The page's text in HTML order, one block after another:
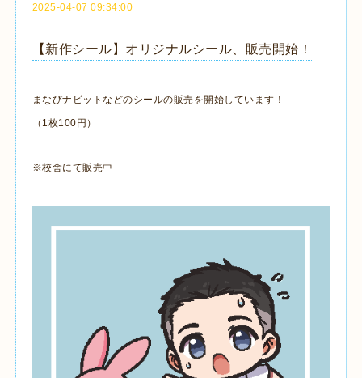
2025-04-07 09:34:00
【新作シール】オリジナルシール、販売開始！
まなびナビットなどのシールの販売を開始しています！
（1枚100円）
※校舎にて販売中